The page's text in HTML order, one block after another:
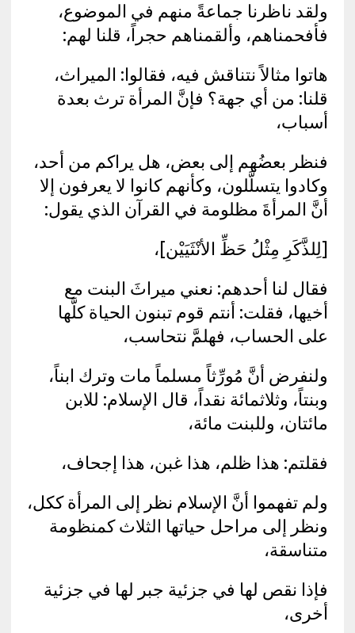
ولقد ناظرنا جماعةً منهم في الموضوع،
فأفحمناهم، وألقمناهم حجراً، قلنا لهم:
هاتوا مثالاً نتناقش فيه، فقالوا: الميراث،
قلنا: من أي جهة؟ فإنَّ المرأة ترث بعدة
أسباب،
فنظر بعضُهم إلى بعض، هل يراكم من أحد،
وكادوا يتسلَّلون، وكأنهم كانوا لا يعرفون إلا
أنَّ المرأةَ مظلومة في القرآن الذي يقول:
[لِلذَّكَرِ مِثْلُ حَظِّ الأنْثَيَيْن]،
فقال لنا أحدهم: نعني ميراثَ البنت مع
أخيها، فقلت: أنتم قوم تبنون الحياة كلَّها
على الحساب، فهلمَّ نتحاسب،
ولنفرض أنَّ مُورِّثاً مسلماً مات وترك ابناً،
وبنتاً، وثلاثمائة نقداً، قال الإسلام: للابن
مائتان، وللبنت مائة،
فقلتم: هذا ظلم، هذا غبن، هذا إجحاف،
ولم تفهموا أنَّ الإسلام نظر إلى المرأة ككل،
ونظر إلى مراحل حياتها الثلاث كمنظومة
متناسقة،
فإذا نقص لها في جزئية جبر لها في جزئية
أخرى،